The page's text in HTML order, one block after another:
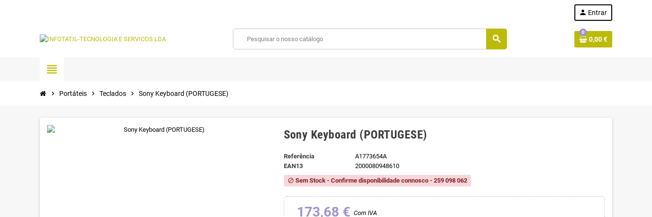
person Entrar
search
0
0,00 €
view_headline
chevron_right Portáteis chevron_right Teclados chevron_right Sony Keyboard (PORTUGESE)
Sony Keyboard (PORTUGESE)
Referência
A1773654A
EAN13
2000080948610
block Sem Stock - Confirme disponibilidade connosco - 259 098 062
173,68 € Com IVA